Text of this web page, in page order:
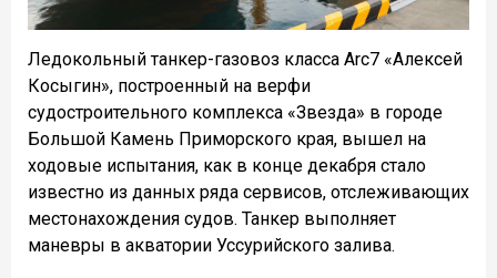
Ледокольный танкер-газовоз класса Arc7 «Алексей
Косыгин», построенный на верфи
судостроительного комплекса «Звезда» в городе
Большой Камень Приморского края, вышел на
ходовые испытания, как в конце декабря стало
известно из данных ряда сервисов, отслеживающих
местонахождения судов. Танкер выполняет
маневры в акватории Уссурийского залива.